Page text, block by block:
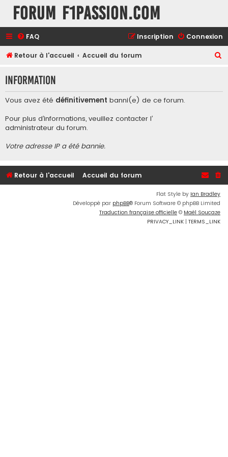
Forum F1Passion.com
FAQ Connexion
Inscription
Retour à l'accueil Accueil du forum
h
Information
Vous avez été définitivement banni(e) de ce forum.
Pour plus d’informations, veuillez contacter l’
administrateur du forum.
Votre adresse IP a été bannie.
Retour à l'accueil Accueil du forum
Flat Style by Ian Bradley
Développé par phpBB® Forum Software © phpBB Limited
Traduction française officielle © Maël Soucaze
PRIVACY_LINK | TERMS_LINK